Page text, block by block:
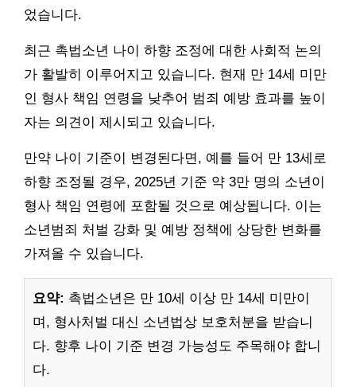
었습니다.
최근 촉법소년 나이 하향 조정에 대한 사회적 논의
가 활발히 이루어지고 있습니다. 현재 만 14세 미만
인 형사 책임 연령을 낮추어 범죄 예방 효과를 높이
자는 의견이 제시되고 있습니다.
만약 나이 기준이 변경된다면, 예를 들어 만 13세로
하향 조정될 경우, 2025년 기준 약 3만 명의 소년이
형사 책임 연령에 포함될 것으로 예상됩니다. 이는
소년범죄 처벌 강화 및 예방 정책에 상당한 변화를
가져올 수 있습니다.
요약: 촉법소년은 만 10세 이상 만 14세 미만이
며, 형사처벌 대신 소년법상 보호처분을 받습니
다. 향후 나이 기준 변경 가능성도 주목해야 합니
다.